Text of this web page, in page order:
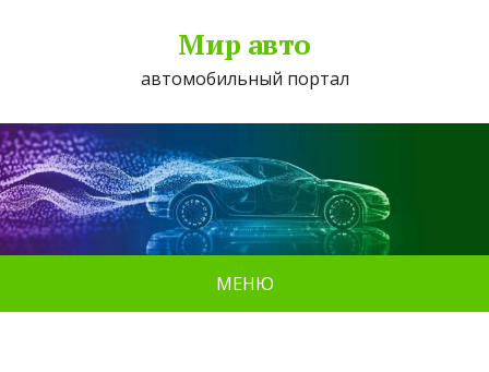
Мир авто
автомобильный портал
МЕНЮ